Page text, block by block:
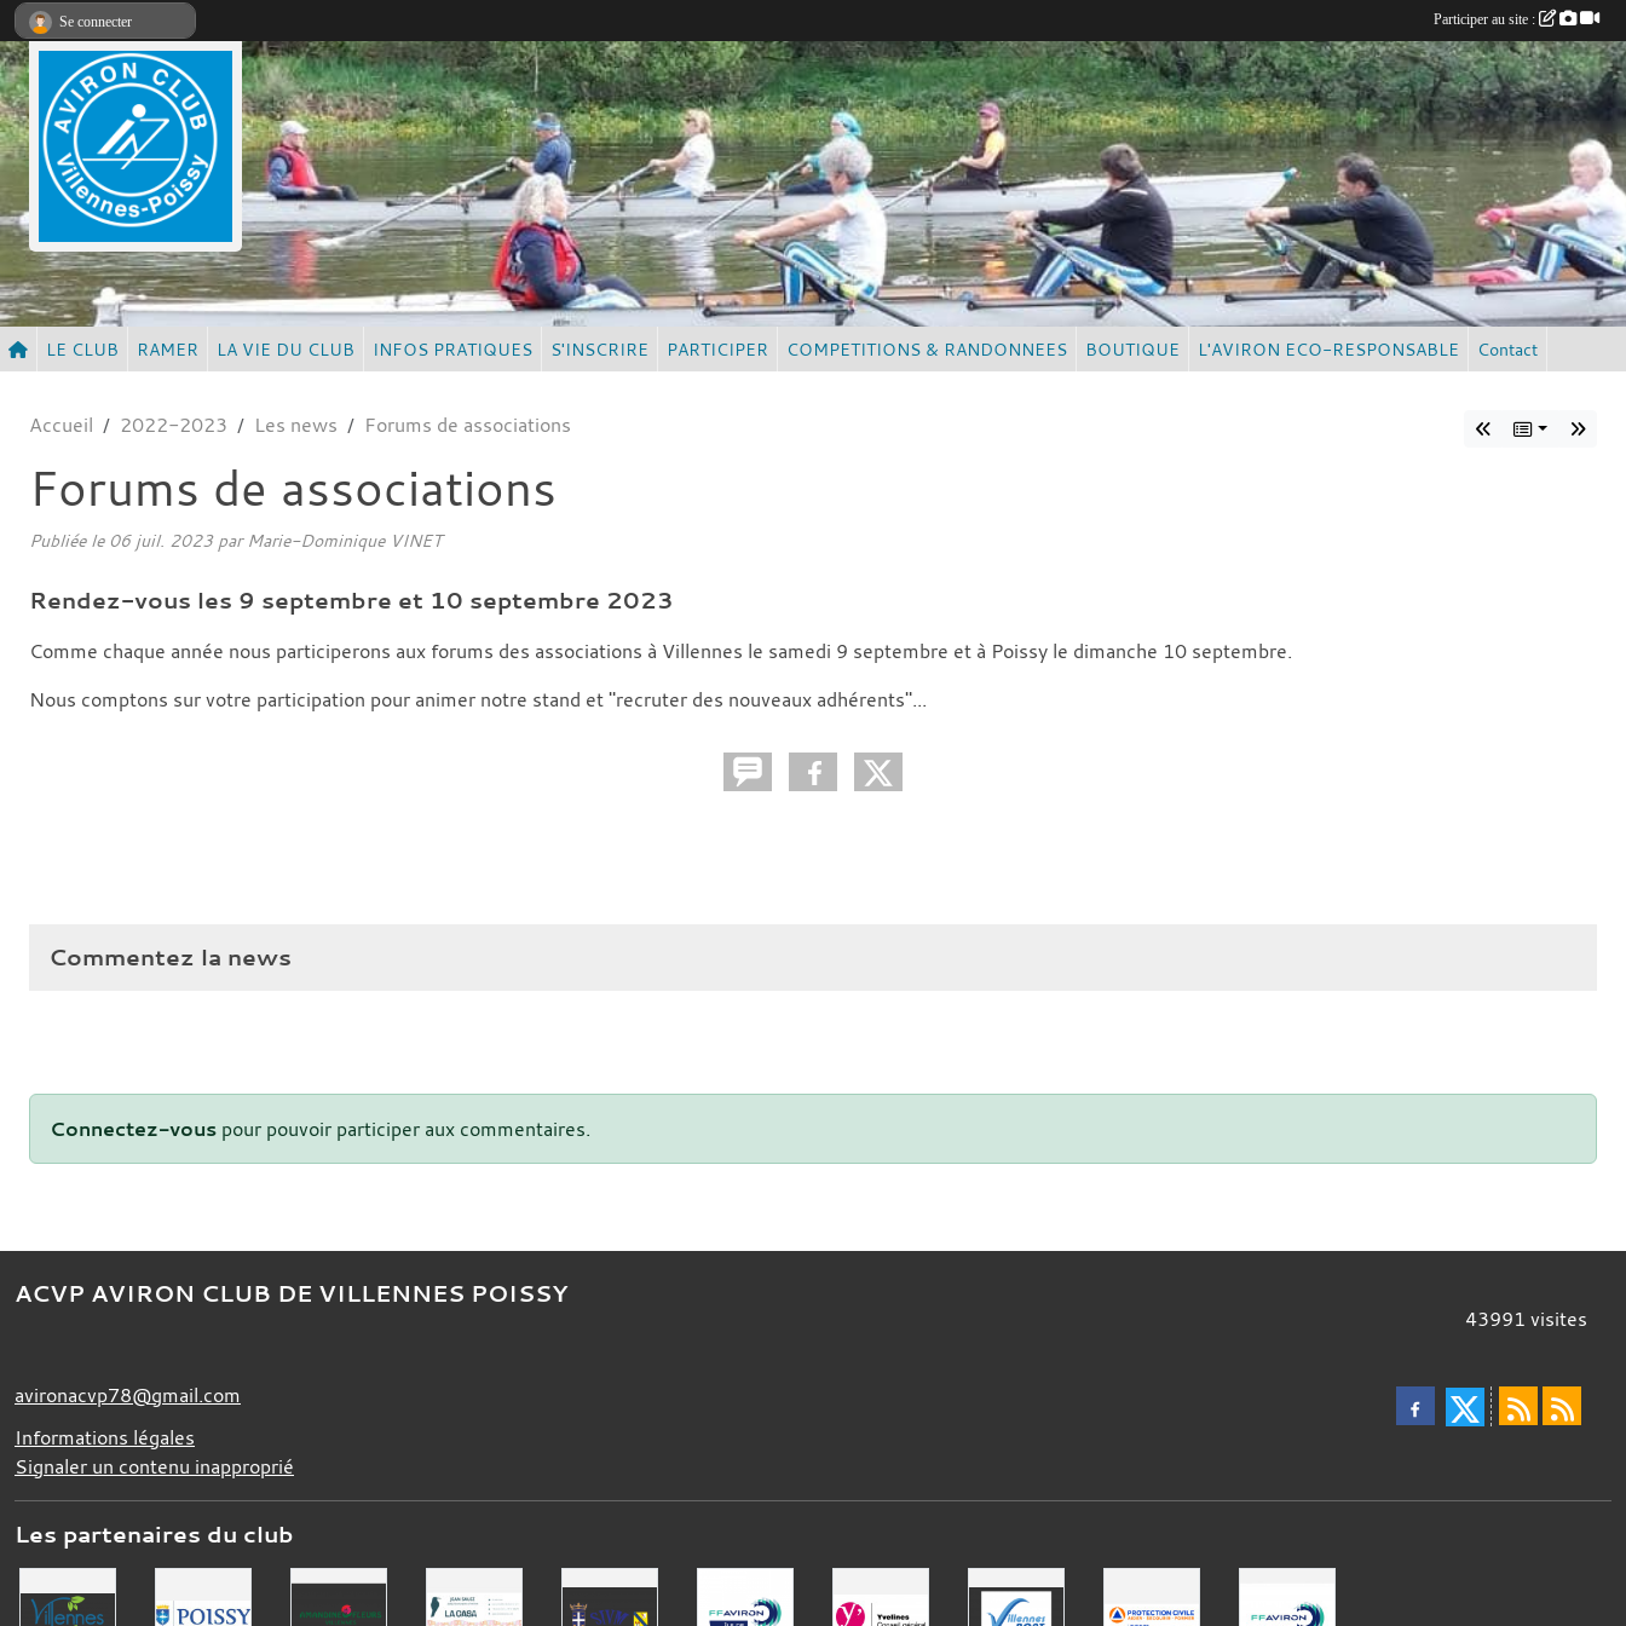
LE CLUB RAMER LA VIE DU CLUB INFOS PRATIQUES S'INSCRIRE PARTICIPER COMPETITIONS & RANDONNEES BOUTIQUE L'AVIRON ECO-RESPONSABLE Contact
Accueil 2022-2023 Les news Forums de associations
Forums de associations
Publiée le 06 juil. 2023par Marie-Dominique VINET
Rendez-vous les 9 septembre et 10 septembre 2023
Comme chaque année nous participerons aux forums des associations à Villennes le samedi 9 septembre et à Poissy le dimanche 10 septembre.
Nous comptons sur votre participation pour animer notre stand et "recruter des nouveaux adhérents"...
Commentez la news
Connectez-vous pour pouvoir participer aux commentaires.
ACVP AVIRON CLUB DE VILLENNES POISSY
avironacvp78@gmail.com
Informations légales
Signaler un contenu inapproprié
43991 visites
Les partenaires du club
Se connecter Participer au site :
Panneau de gestion des cookies